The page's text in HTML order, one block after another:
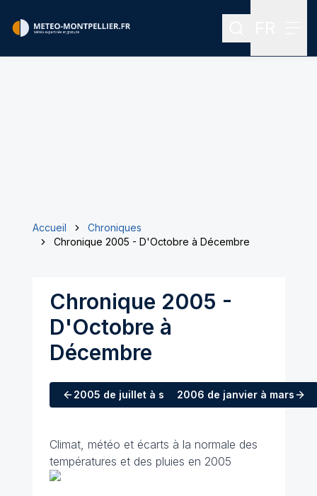
Rechercher
Accueil
Chroniques
Chronique 2005 - D'Octobre à Décembre
Chronique 2005 -
D'Octobre à
Décembre
2005 de juillet à septembre
2006 de janvier à mars
Climat, météo et écarts à la normale des
températures et des pluies en 2005